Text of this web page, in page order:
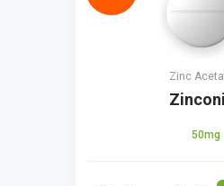
Zinc
50mg